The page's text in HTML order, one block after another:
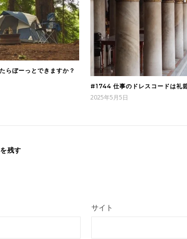
らぼーっとできますか？
#1744 仕事のドレスコードは礼
2025年5月5日
残す
サイト